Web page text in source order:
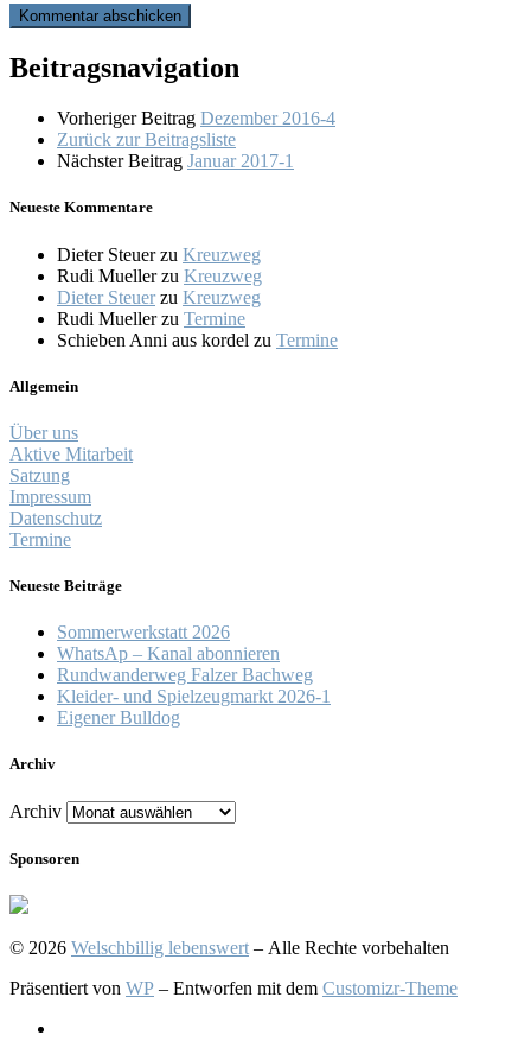
Beitragsnavigation
Vorheriger Beitrag Dezember 2016-4
Zurück zur Beitragsliste
Nächster Beitrag Januar 2017-1
Neueste Kommentare
Dieter Steuerzu Kreuzweg
Rudi Muellerzu Kreuzweg
Dieter Steuerzu Kreuzweg
Rudi Muellerzu Termine
Schieben Anni aus kordel zu Termine
Allgemein
Über uns
Aktive Mitarbeit
Satzung
Impressum
Datenschutz
Termine
Neueste Beiträge
Sommerwerkstatt 2026
WhatsAp – Kanal abonnieren
Rundwanderweg Falzer Bachweg
Kleider- und Spielzeugmarkt 2026-1
Eigener Bulldog
Archiv
Archiv
Sponsoren
© 2026 Welschbillig lebenswert – Alle Rechte vorbehalten
Präsentiert von WP – Entworfen mit dem Customizr-Theme